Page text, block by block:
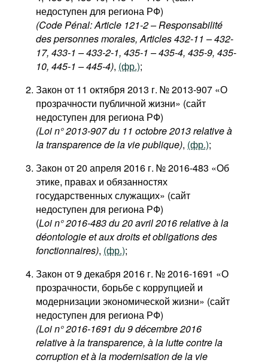
недоступен для региона РФ)
(Code Pénal: Article 121-2 – Responsabilité
des personnes morales, Articles 432-11 – 432-
17, 433-1 – 433-2-1, 435-1 – 435-4, 435-9, 435-
10, 445-1 – 445-4), (фр.);
Закон от 11 октября 2013 г. № 2013-907 «О
прозрачности публичной жизни» (сайт
недоступен для региона РФ)
(Loi n° 2013-907 du 11 octobre 2013 relative à
la transparence de la vie publique), (фр.);
Закон от 20 апреля 2016 г. № 2016-483 «Об
этике, правах и обязанностях
государственных служащих» (сайт
недоступен для региона РФ)
(Loi n° 2016-483 du 20 avril 2016 relative à la
déontologie et aux droits et obligations des
fonctionnaires), (фр.);
Закон от 9 декабря 2016 г. № 2016-1691 «О
прозрачности, борьбе с коррупцией и
модернизации экономической жизни» (сайт
недоступен для региона РФ)
(Loi n° 2016-1691 du 9 décembre 2016
relative à la transparence, à la lutte contre la
corruption et à la modernisation de la vie